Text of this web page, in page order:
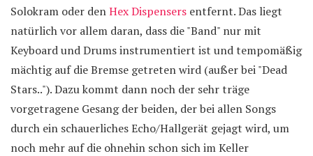
Solokram oder denHex Dispensers entfernt. Das liegt
natürlich vor allem daran, dass die "Band" nur mit
Keyboard und Drums instrumentiert ist und tempomäßig
mächtig auf die Bremse getreten wird (außer bei "Dead
Stars.."). Dazu kommt dann noch der sehr träge
vorgetragene Gesang der beiden, der bei allen Songs
durch ein schauerliches Echo/Hallgerät gejagt wird, um
noch mehr auf die ohnehin schon sich im Keller